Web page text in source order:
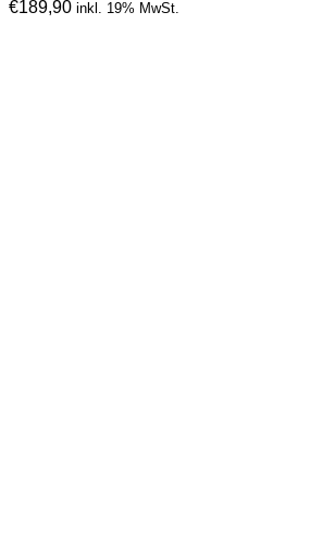
€189,90 inkl. 19% MwSt.